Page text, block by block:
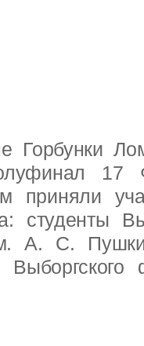
Горбунки
17
приняли
студенты
А. С.